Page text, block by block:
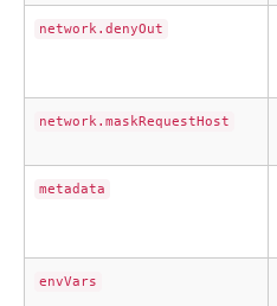
network.denyOut
network.maskRequestHost
metadata
envVars